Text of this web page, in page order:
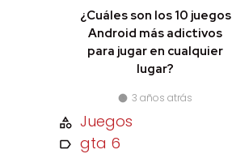
¿Cuáles son los 10 juegos
Android más adictivos
para jugar en cualquier
lugar?
3 años atrás
Juegos
gta 6